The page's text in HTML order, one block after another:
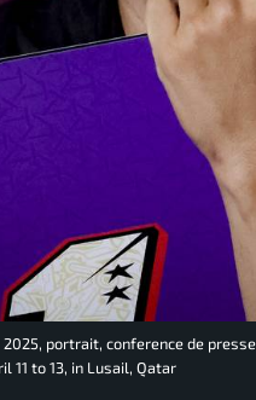
2025, portrait, conference de
11 to 13, in Lusail, Qatar